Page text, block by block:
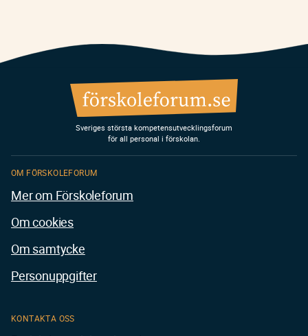
Sveriges största kompetensutvecklingsforum
för all personal i förskolan.
KONTAKTA OSS
OM FÖRSKOLEFORUM
Mer om Förskoleforum
Om cookies
Om samtycke
Personuppgifter